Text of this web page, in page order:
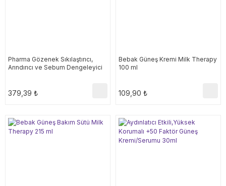
Pharma Gözenek Sıkılaştırıcı,
Arındırıcı ve Sebum Dengeleyici
379,39 ₺
Bebak Güneş Kremi Milk Therapy
100 ml
109,90 ₺